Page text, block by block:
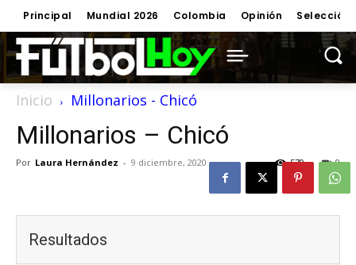
Principal Mundial 2026 Colombia Opinión Selección
Inicio Millonarios - Chicó
Millonarios – Chicó
Por Laura Hernández - 9 diciembre, 2020 0
570
Resultados